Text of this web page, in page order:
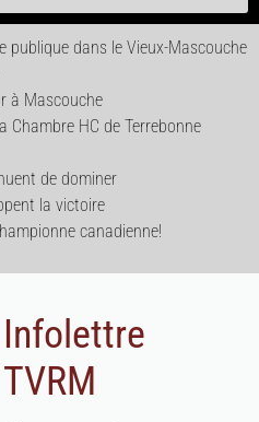
publique dans le Vieux-Mascouche
à Mascouche
Chambre HC de Terrebonne
de dominer
la victoire
canadienne!
Infolettre
TVRM